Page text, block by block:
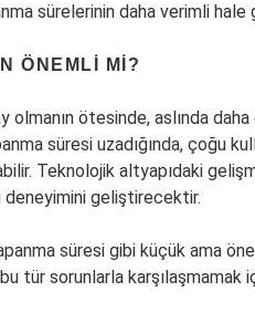
sürelerinin daha verimli
ÖNEMLI MI?
ötesinde, aslında daha
süresi uzadığında, çoğu
Teknolojik altyapıdaki
deneyimini geliştirecektir.
süresi gibi küçük ama
sorunlarla karşılaşmamak